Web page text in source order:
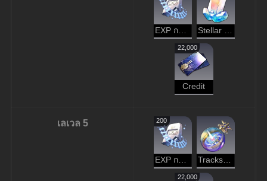
EXP การบุกเบิก Stellar Jade
22,000
Credit
เลเวล 5 200
EXP การบุกเบิก Tracks of Destiny
22,000